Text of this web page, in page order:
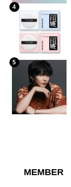
4
5
MEMBER